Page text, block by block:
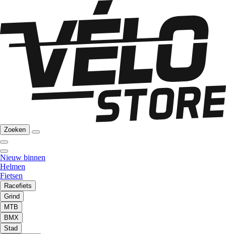
Zoeken
Nieuw binnen
Helmen
Fietsen
Racefiets
Grind
MTB
BMX
Stad